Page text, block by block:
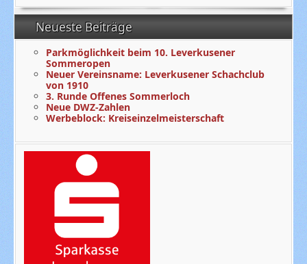
Neueste Beiträge
Parkmöglichkeit beim 10. Leverkusener
Sommeropen
Neuer Vereinsname: Leverkusener Schachclub
von 1910
3. Runde Offenes Sommerloch
Neue DWZ-Zahlen
Werbeblock: Kreiseinzelmeisterschaft